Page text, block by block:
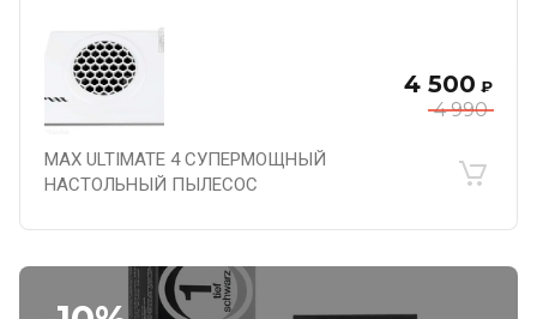
4 990
4 500 ₽
MAX ULTIMATE 4 СУПЕРМОЩНЫЙ
НАСТОЛЬНЫЙ ПЫЛЕСОС